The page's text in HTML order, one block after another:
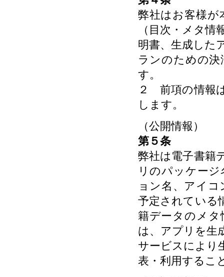
弊社はお客様が
（目次・メタ
明書、生成した
ランのための
す。
２ 前項の情報
します。
（公開情報）
第５条
弊社は電子書籍
リのパッケー
ョン名、アイ
予定されている
籍データのメタ
は、アプリを生
サービスにより
表・利用するこ